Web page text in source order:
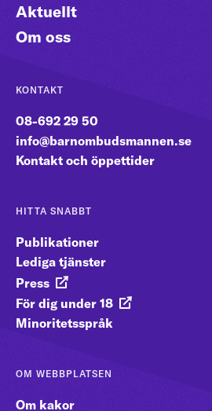
Aktuellt
Om oss
KONTAKT
08-692 29 50
info@barnombudsmannen.se
Kontakt och öppettider
HITTA SNABBT
Publikationer
Lediga tjänster
Press
För dig under 18
Minoritetsspråk
OM WEBBPLATSEN
Om kakor